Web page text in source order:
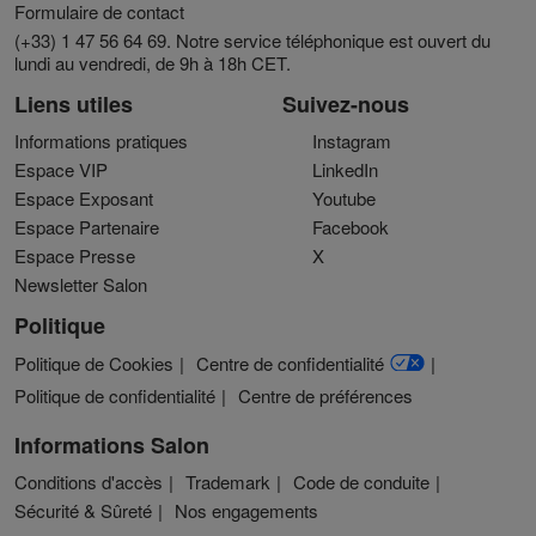
Formulaire de contact
(+33) 1 47 56 64 69. Notre service téléphonique est ouvert du
lundi au vendredi, de 9h à 18h CET.
Liens utiles
Informations pratiques
Espace VIP
Espace Exposant
Espace Partenaire
Espace Presse
Newsletter Salon
Suivez-nous
Instagram
LinkedIn
Youtube
Facebook
X
Politique
Politique de Cookies
Centre de confidentialité
Politique de confidentialité
Centre de préférences
Informations Salon
Conditions d'accès Trademark
Code de conduite
Sécurité & Sûreté
Nos engagements